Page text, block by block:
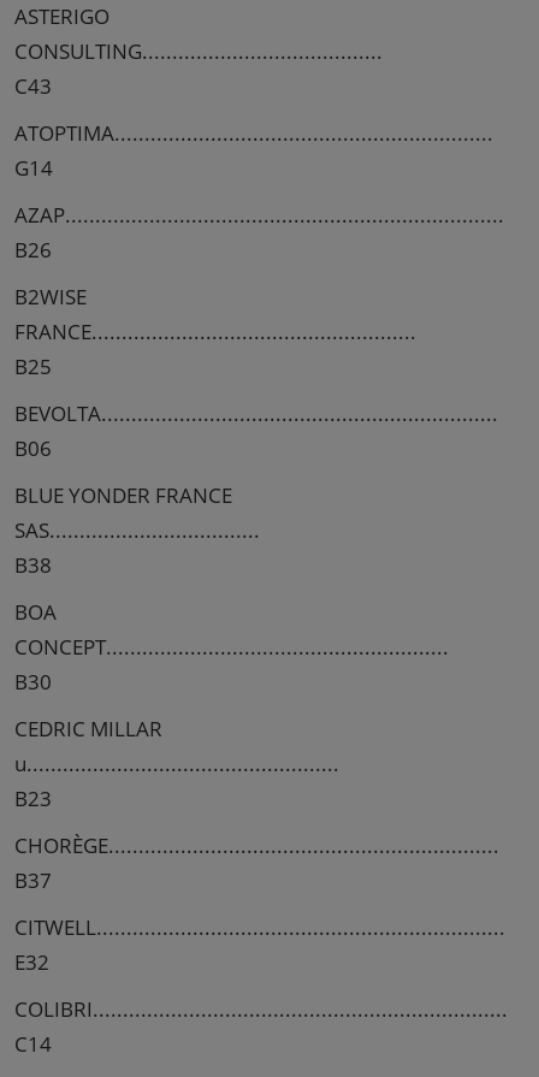
ASTERIGO
CONSULTING........................................
C43
ATOPTIMA...............................................................
G14
AZAP.........................................................................
B26
B2WISE
FRANCE......................................................
B25
BEVOLTA..................................................................
B06
BLUE YONDER FRANCE
SAS...................................
B38
BOA
CONCEPT.........................................................
B30
CEDRIC MILLAR
u....................................................
B23
CHORÈGE.................................................................
B37
CITWELL....................................................................
E32
COLIBRI.....................................................................
C14